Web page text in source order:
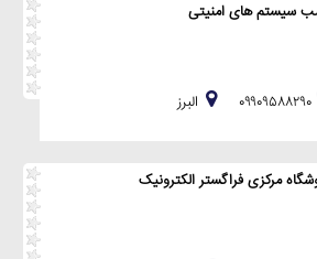
سیستم های امنیتی
البرز
مرکزی فراگستر الکترونیک